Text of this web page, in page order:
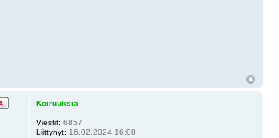
Koiruuksia
Viestit: 6857
Liittynyt: 16.02.2024 16:08